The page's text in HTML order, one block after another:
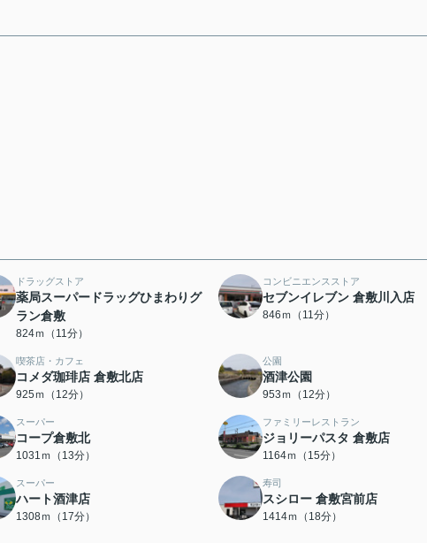
ドラッグストア
薬局スーパードラッグひまわりグ
ラン倉敷
824ｍ（11分）
コンビニエンスストア
セブンイレブン 倉敷川入店
846ｍ（11分）
喫茶店・カフェ
コメダ珈琲店 倉敷北店
925ｍ（12分）
公園
酒津公園
953ｍ（12分）
スーパー
コープ倉敷北
1031ｍ（13分）
ファミリーレストラン
ジョリーパスタ 倉敷店
1164ｍ（15分）
スーパー
ハート酒津店
1308ｍ（17分）
寿司
スシロー 倉敷宮前店
1414ｍ（18分）